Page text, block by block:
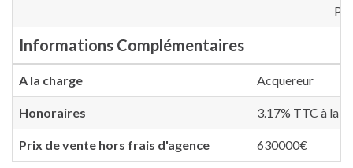
Informations Complémentaires
A la charge Acquereur
Honoraires 3.17% TTC à la
Prix de vente hors frais d'agence 630000€